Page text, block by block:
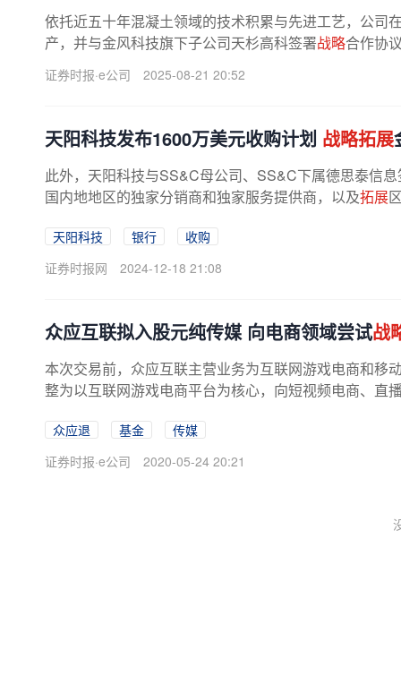
依托近五十年混凝土领域的技术积累与先进工艺，公司
产，并与金风科技旗下子公司天杉高科签署战略合作协
协同，借助风电行业发展红利开辟第二...
证券时报·e公司 2025-08-21 20:52
天阳科技发布1600万美元收购计划 战略拓展
此外，天阳科技与SS&C母公司、SS&C下属德思泰信
国内地地区的独家分销商和独家服务提供商，以及拓展
天阳科技 银行
收购
证券时报网
2024-12-18 21:08
众应互联拟入股元纯传媒 向电商领域尝试战
本次交易前，众应互联主营业务为互联网游戏电商和移
整为以互联网游戏电商平台为核心，向短视频电商、直
众应退 基金
传媒
证券时报·e公司
2020-05-24 20:21